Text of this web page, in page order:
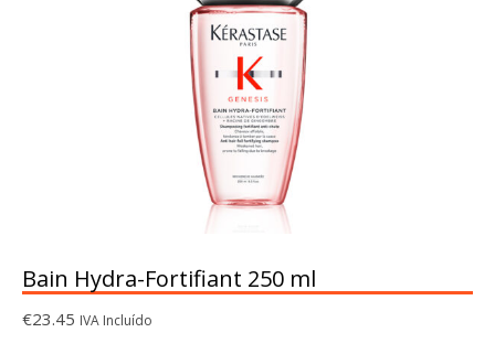
Bain Hydra-Fortifiant 250 ml
€23.45 IVA Incluído